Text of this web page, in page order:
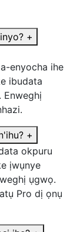
+
enyocha ihe
ibudata
Enweghị
+
okpuru
ịwụnye
ụgwọ.
Pro dị ọnụ